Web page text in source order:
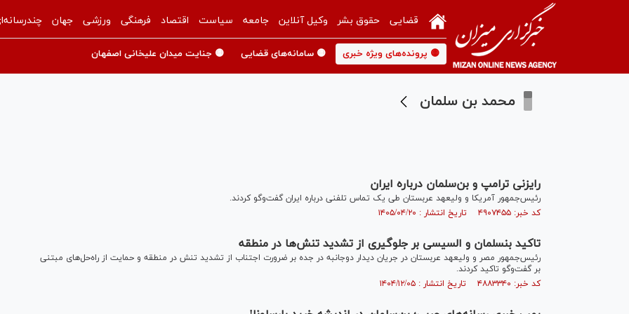
قضایی حقوق بشر وکیل آنلاین جامعه سیاست اقتصاد فرهنگی ورزشی جهان
🟡 پرونده‌های ویژه خبری 🟡 سامانه‌های قضایی 🟡 جنایت میدان علیخانی اصفهان
محمد بن سلمان
رایزنی ترامپ و بن‌سلمان درباره ایران
رئیس‌جمهور آمریکا و ولیعهد عربستان طی یک تماس تلفنی درباره ایران گفت‌و‌گو کردند.
کد خبر: ۴۹۰۷۴۵۵ تاریخ انتشار : ۱۴۰۵/۰۴/۲۰
تاکید بن‎سلمان و السیسی بر جلوگیری از تشدید تنش‌ها در منطقه
رئیس‌جمهور مصر و ولیعهد عربستان در جریان دیدار دوجانبه در جده بر ضرورت اجتناب از تشدید تنش در منطقه و حمایت از راه‌حل‌های مبتنی
بر گفت‌‎وگو تاکید کردند.
کد خبر: ۴۸۸۳۳۴۰ تاریخ انتشار : ۱۴۰۴/۱۲/۰۵